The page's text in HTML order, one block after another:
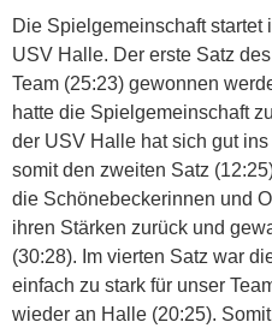
Die Spielgemeinschaft startet
USV Halle. Der erste Satz
Team (25:23) gewonnen
hatte die Spielgemeinschaft
der USV Halle hat sich gut
somit den zweiten Satz
die Schönebeckerinnen und
ihren Stärken zurück und
(30:28). Im vierten Satz war
einfach zu stark für unser
wieder an Halle (20:25).